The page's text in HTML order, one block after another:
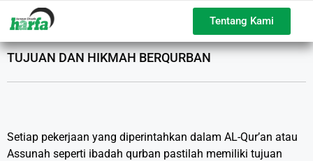
Tentang Kami
TUJUAN DAN HIKMAH BERQURBAN
Setiap pekerjaan yang diperintahkan dalam AL-Qur’an atau
Assunah seperti ibadah qurban pastilah memiliki tujuan